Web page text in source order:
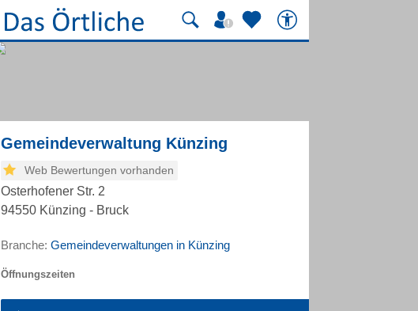
Gemeindeverwaltung Künzing
Web Bewertungen vorhanden
Osterhofener Str. 2
94550 Künzing - Bruck
Branche: Gemeindeverwaltungen in Künzing